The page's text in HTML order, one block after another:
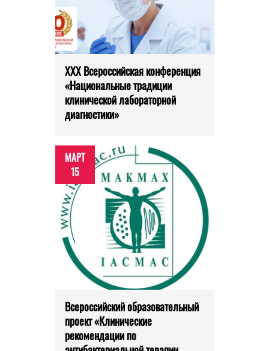
XXX Всероссийская конференция
«Национальные традиции
клинической лабораторной
диагностики»
МАРТ
15
Всероссийский образовательный
проект «Клинические
рекомендации по